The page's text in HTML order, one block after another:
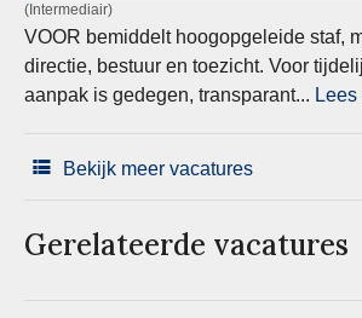
(Intermediair)
VOOR bemiddelt hoogopgeleide staf,
directie, bestuur en toezicht. Voor
aanpak is gedegen, transparant...
Bekijk meer vacatures
Gerelateerde vacatures